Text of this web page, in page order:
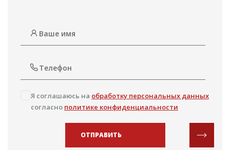
Я соглашаюсь на обработку персональных данных
согласно политике конфиденциальности
ОТПРАВИТЬ